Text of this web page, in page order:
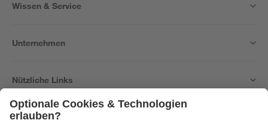
Wissen & Service
Unternehmen
Nützliche Links